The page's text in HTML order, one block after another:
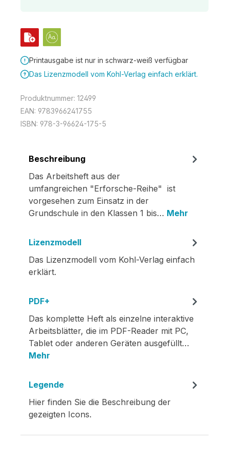
Printausgabe ist nur in schwarz-weiß verfügbar
Das Lizenzmodell vom Kohl-Verlag einfach erklärt.
Produktnummer: 12499
EAN: 9783966241755
ISBN: 978-3-96624-175-5
Beschreibung
Das Arbeitsheft aus der
umfangreichen "Erforsche-Reihe" ist
vorgesehen zum Einsatz in der
Grundschule in den Klassen 1 bis… Mehr
Lizenzmodell
Das Lizenzmodell vom Kohl-Verlag einfach
erklärt.
PDF+
Das komplette Heft als einzelne interaktive
Arbeitsblätter, die im PDF-Reader mit PC,
Tablet oder anderen Geräten ausgefüllt…
Mehr
Legende
Hier finden Sie die Beschreibung der
gezeigten Icons.